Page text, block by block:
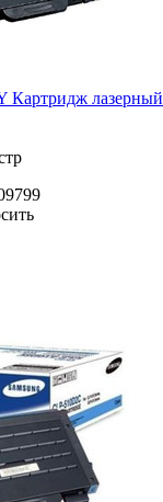
Картридж лазерный